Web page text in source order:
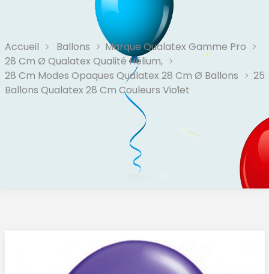
Accueil Ballons
Marque Qualatex Gamme Pro
28 Cm Ø Qualatex Qualité Hélium,
28 Cm Modes Opaques Qualatex 28 Cm Ø Ballons
25
Ballons Qualatex 28 Cm Couleurs Violet